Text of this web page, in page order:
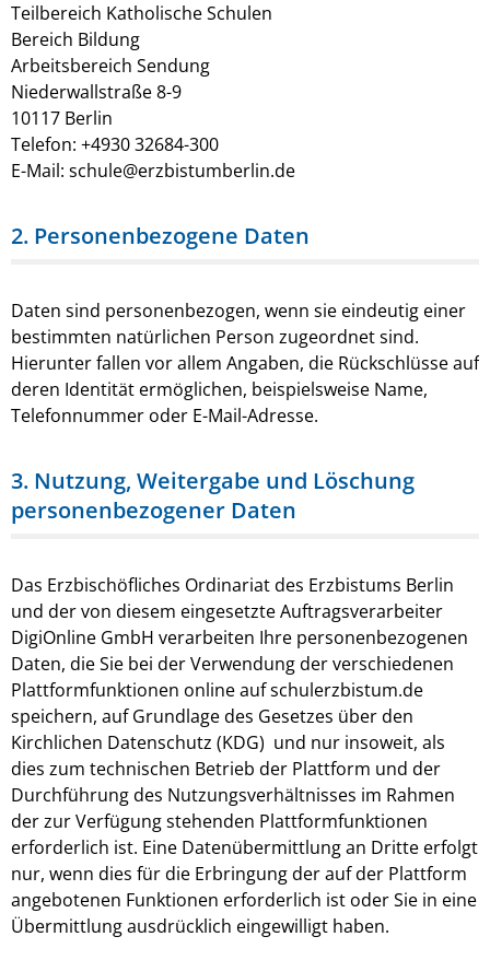
Teilbereich Katholische Schulen
Bereich Bildung
Arbeitsbereich Sendung
Niederwallstraße 8-9
10117 Berlin
Telefon: +4930 32684-300
E-Mail: schule@erzbistumberlin.de
2. Personenbezogene Daten
Daten sind personenbezogen, wenn sie eindeutig einer
bestimmten natürlichen Person zugeordnet sind.
Hierunter fallen vor allem Angaben, die Rückschlüsse auf
deren Identität ermöglichen, beispielsweise Name,
Telefonnummer oder E-Mail-Adresse.
3. Nutzung, Weitergabe und Löschung
personenbezogener Daten
Das Erzbischöfliches Ordinariat des Erzbistums Berlin
und der von diesem eingesetzte Auftragsverarbeiter
DigiOnline GmbH verarbeiten Ihre personenbezogenen
Daten, die Sie bei der Verwendung der verschiedenen
Plattformfunktionen online auf schulerzbistum.de
speichern, auf Grundlage des Gesetzes über den
Kirchlichen Datenschutz (KDG) und nur insoweit, als
dies zum technischen Betrieb der Plattform und der
Durchführung des Nutzungsverhältnisses im Rahmen
der zur Verfügung stehenden Plattformfunktionen
erforderlich ist. Eine Datenübermittlung an Dritte erfolgt
nur, wenn dies für die Erbringung der auf der Plattform
angebotenen Funktionen erforderlich ist oder Sie in eine
Übermittlung ausdrücklich eingewilligt haben.